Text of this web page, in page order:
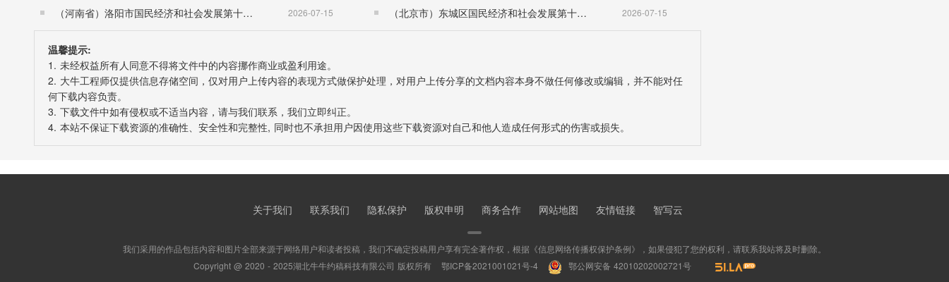
（河南省）洛阳市国民经济和社会发展第十五个五年规划纲要 2026-07-15 （北京市）东城区国民经济和社会发展第十五个五年规划纲要 2026-07-15
温馨提示:
1. 未经权益所有人同意不得将文件中的内容挪作商业或盈利用途。
2. 大牛工程师仅提供信息存储空间，仅对用户上传内容的表现方式做保护处理，对用户上传分享的文档内容本身不做任何修改或编辑，并不能对任
何下载内容负责。
3. 下载文件中如有侵权或不适当内容，请与我们联系，我们立即纠正。
4. 本站不保证下载资源的准确性、安全性和完整性, 同时也不承担用户因使用这些下载资源对自己和他人造成任何形式的伤害或损失。
关于我们 联系我们 隐私保护 版权申明 商务合作 网站地图 友情链接 智写云
我们采用的作品包括内容和图片全部来源于网络用户和读者投稿，我们不确定投稿用户享有完全著作权，根据《信息网络传播权保护条例》，如果侵犯了您的权利，请联系我站将及时删除。
Copyright @ 2020 - 2025湖北牛牛约稿科技有限公司 版权所有 鄂ICP备2021001021号-4 鄂公网安备 42010202002721号